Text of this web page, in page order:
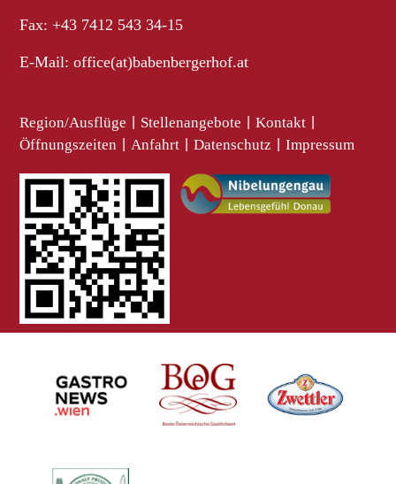
Fax: +43 7412 543 34-15
E-Mail:office(at)babenbergerhof.at
Region/Ausflüge Stellenangebote Kontakt
Öffnungszeiten Anfahrt Datenschutz Impressum